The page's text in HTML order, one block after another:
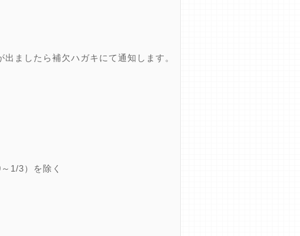
ましたら補欠ハガキにて通知します。
1/3）を除く